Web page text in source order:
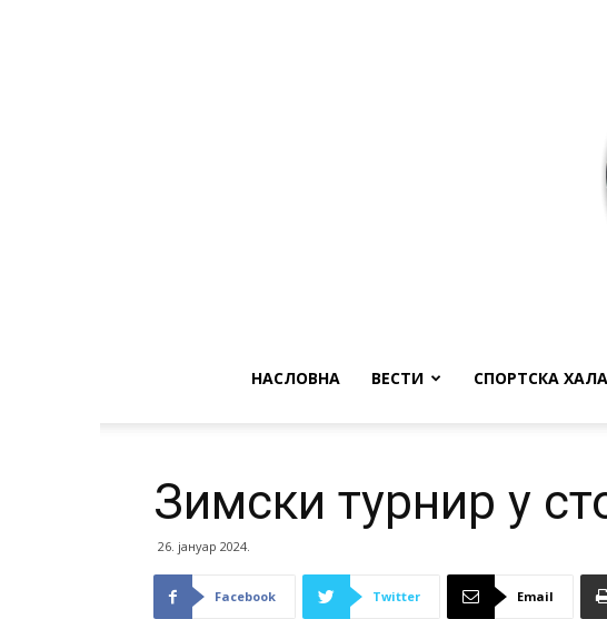
НАСЛОВНА ВЕСТИ СПОРТСКА ХАЛА
Зимски турнир у
26. јануар 2024.
Facebook Twitter Email